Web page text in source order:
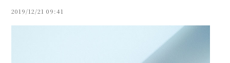
2019/12/21 09:41